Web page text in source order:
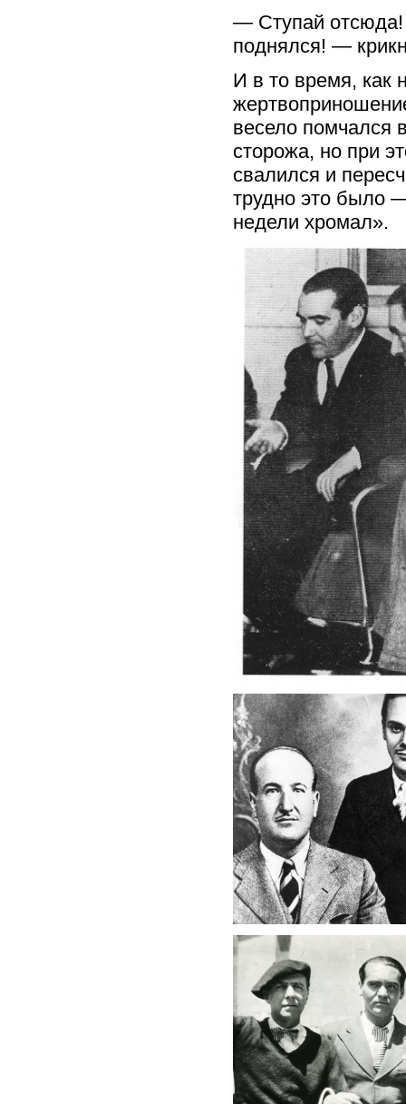
— Ступай отсюда!
поднялся! —
И в то время, как
весело помчался
сторожа, но при
свалился и
трудно это было
недели хромал».